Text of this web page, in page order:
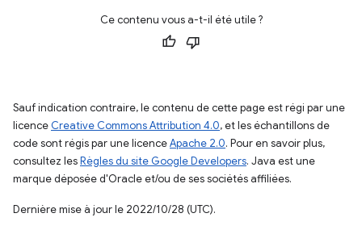
Ce contenu vous a-t-il été utile ?
Sauf indication contraire, le contenu de cette page est régi par une
licence Creative Commons Attribution 4.0, et les échantillons de
code sont régis par une licenceApache 2.0. Pour en savoir plus,
consultez lesRègles du site Google Developers. Java est une
marque déposée d'Oracle et/ou de ses sociétés affiliées.
Dernière mise à jour le 2022/10/28 (UTC).